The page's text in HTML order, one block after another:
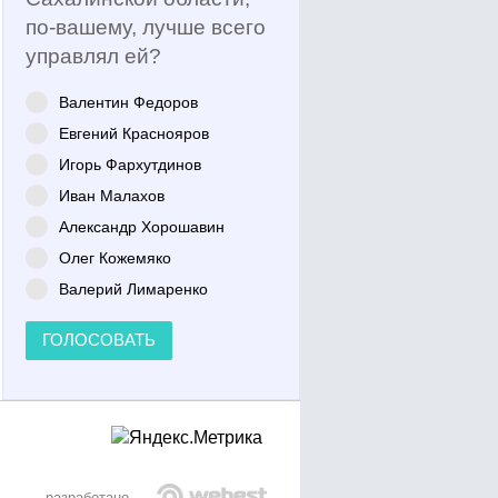
по-вашему, лучше всего
управлял ей?
Валентин Федоров
Евгений Краснояров
Игорь Фархутдинов
Иван Малахов
Александр Хорошавин
Олег Кожемяко
Валерий Лимаренко
ГОЛОСОВАТЬ